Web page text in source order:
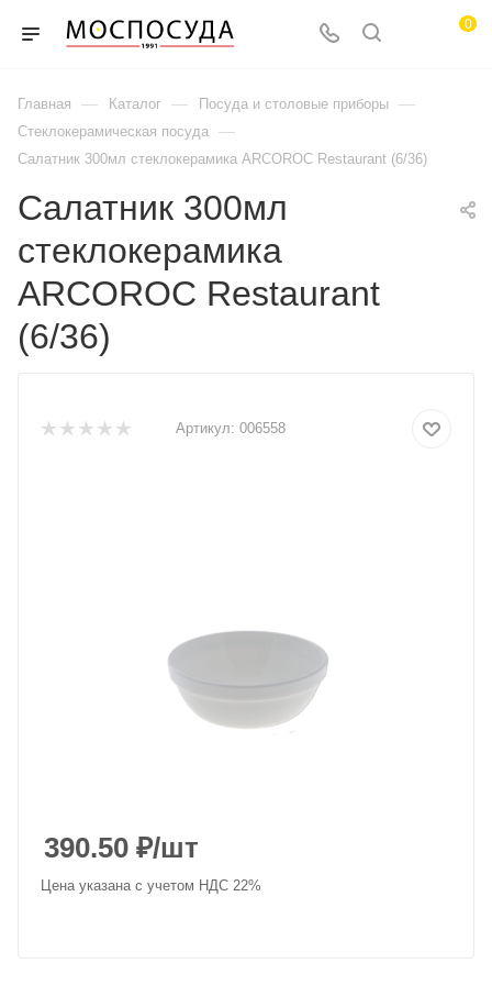
0
Главная — Каталог — Посуда и столовые приборы —
Стеклокерамическая посуда —
Салатник 300мл стеклокерамика ARCOROC Restaurant (6/36)
Салатник 300мл
стеклокерамика
ARCOROC Restaurant
(6/36)
Артикул: 006558
390.50 ₽/шт
Цена указана с учетом НДС 22%